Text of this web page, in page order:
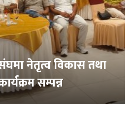
नेतृत्व विकास तथा
सम्पन्न